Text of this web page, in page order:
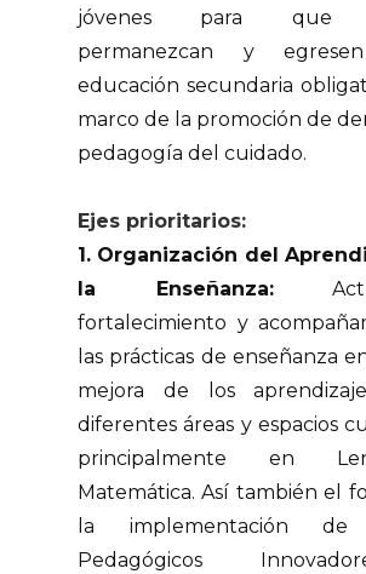
jóvenes para que
permanezcan y
educación secundaria
marco de la promoción de
pedagogía del cuidado.
Ejes prioritarios:
1. Organización del
la Enseñanza:
fortalecimiento y
las prácticas de enseñanza
mejora de los
diferentes áreas y espacios
principalmente en
Matemática. Así también el
la implementación de
Pedagógicos